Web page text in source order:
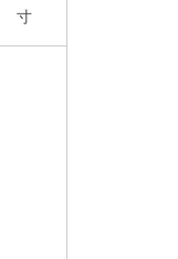
寸